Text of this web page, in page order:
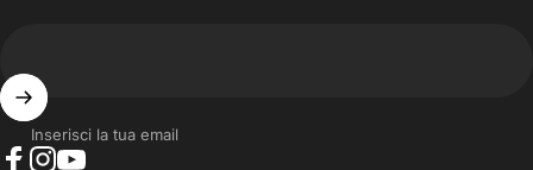
Inserisci la tua email